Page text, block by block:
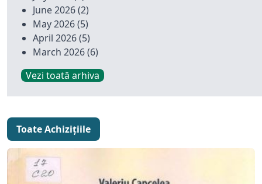
June 2026(2)
May 2026(5)
April 2026(5)
March 2026(6)
Vezi toată arhiva
Toate Achizițiile